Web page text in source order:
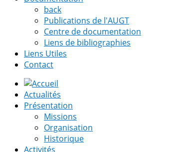
back
Publications de l'AUGT
Centre de documentation
Liens de bibliographies
Liens Utiles
Contact
Actualités
Présentation
Missions
Organisation
Historique
Activités